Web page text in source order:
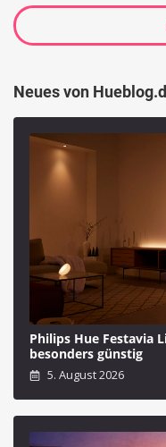
Neues von
Philips Hue Festavia
besonders günstig
5. August 2026